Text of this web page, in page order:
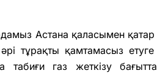
Астана қаласымен
тұрақты қамтамасыз
табиғи газ жеткізу